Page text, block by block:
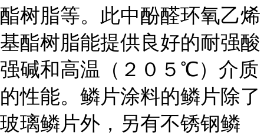
酯树脂等。此中酚醛环氧乙烯
基酯树脂能提供良好的耐强酸
强碱和高温（２０５℃）介质
的性能。鳞片涂料的鳞片除了
玻璃鳞片外，另有不锈钢鳞